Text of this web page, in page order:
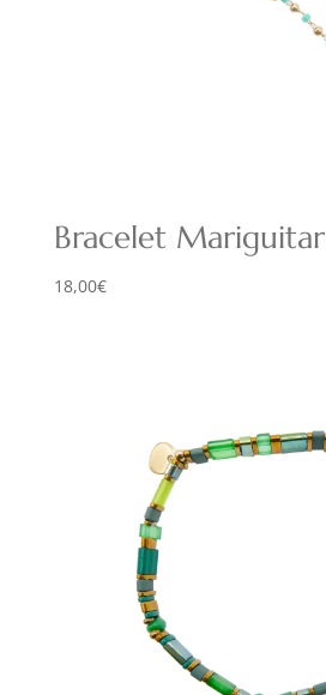
Bracelet Mariguitar
18,00€